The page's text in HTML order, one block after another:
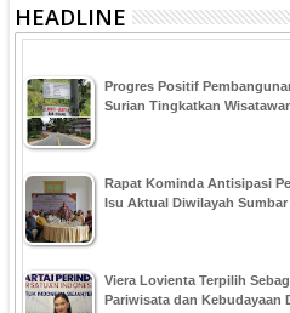
HEADLINE
Progres Positif
Surian Tingkatkan
Rapat Kominda Antisipasi
Isu Aktual Diwilayah Sumbar
Viera Lovienta Terpilih
Pariwisata dan Kebudayaan